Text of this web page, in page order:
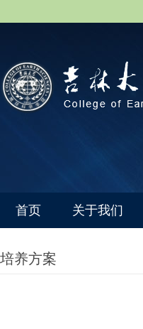
首页 关于我们
培养方案